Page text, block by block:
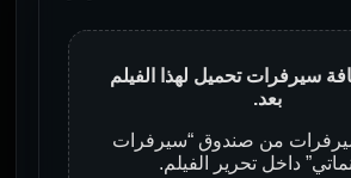
سيرفرات تحميل لهذا الفيلم
بعد.
من صندوق “سيرفرات
داخل تحرير الفيلم.